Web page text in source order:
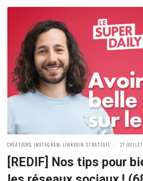
POSTED
CRÉATEURS, INSTAGRAM, LINKEDIN,STRATÉGIE
POSTED
21
[REDIF] Nos tips pour